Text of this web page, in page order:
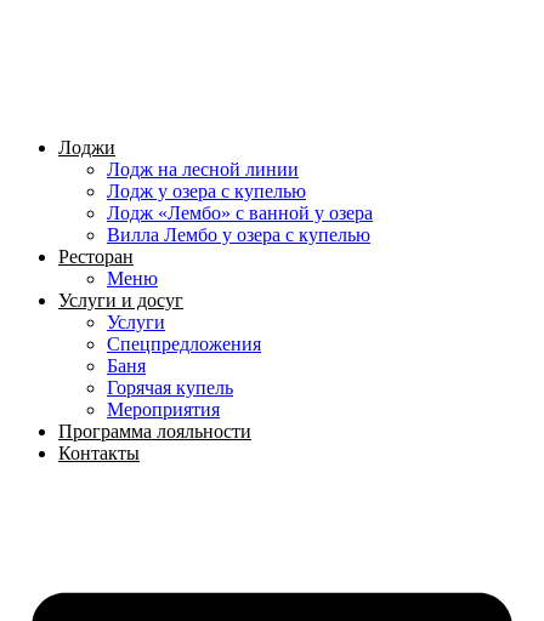
Лоджи
Лодж на лесной линии
Лодж у озера с купелью
Лодж «Лембо» с ванной у озера
Вилла Лембо у озера с купелью
Ресторан
Меню
Услуги и досуг
Услуги
Спецпредложения
Баня
Горячая купель
Мероприятия
Программа лояльности
Контакты